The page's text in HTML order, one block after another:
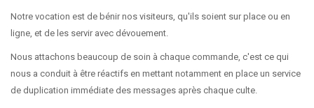
Notre vocation est de bénir nos visiteurs, qu'ils soient sur place ou en
ligne, et de les servir avec dévouement.
Nous attachons beaucoup de soin à chaque commande, c'est ce qui
nous a conduit à être réactifs en mettant notamment en place un service
de duplication immédiate des messages après chaque culte.